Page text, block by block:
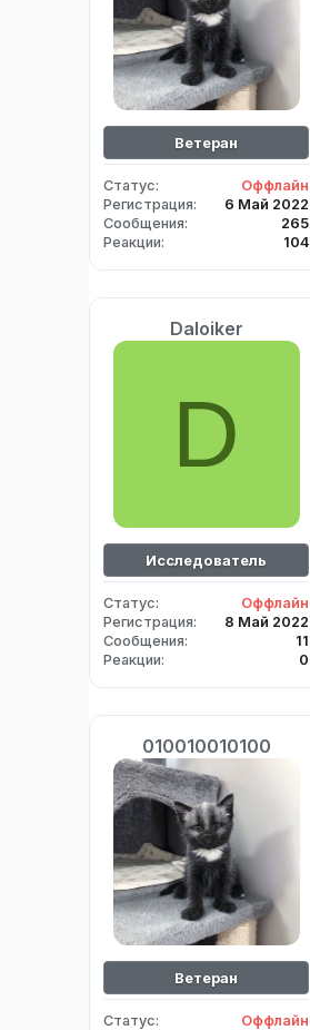
Ветеран
Статус
Оффлайн
Регистрация
6 Май 2022
Сообщения
265
Реакции
104
Daloiker
D
Исследователь
Статус
Оффлайн
Регистрация
8 Май 2022
Сообщения
11
Реакции
0
010010010100
Ветеран
Статус Оффлайн